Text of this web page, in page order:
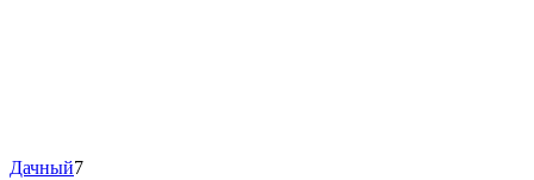
Дачный7